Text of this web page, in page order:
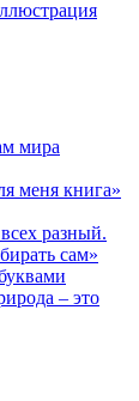
мира
меня книга»
разный.
сам»
– это